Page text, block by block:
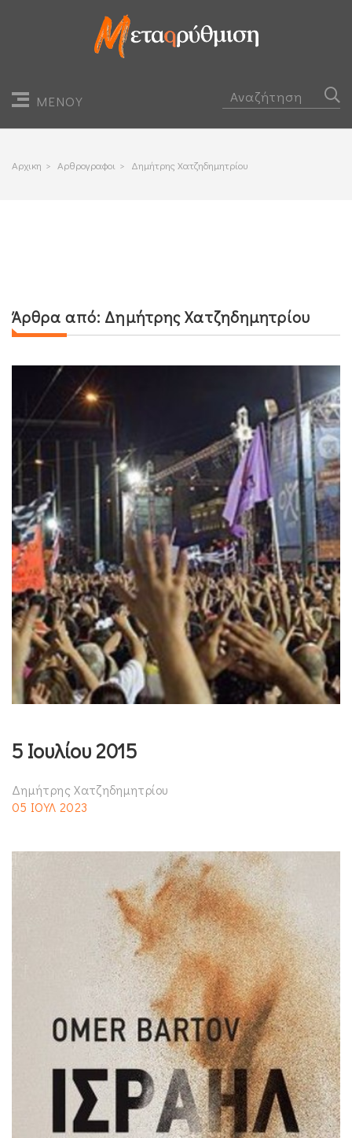
ΜΕΝΟΥ
Αρχικη > Αρθρογραφοι > Δημήτρης Χατζηδημητρίου
Άρθρα από: Δημήτρης Χατζηδημητρίου
5 Ιουλίου 2015
Δημήτρης Χατζηδημητρίου
05 ΙΟΥΛ 2023